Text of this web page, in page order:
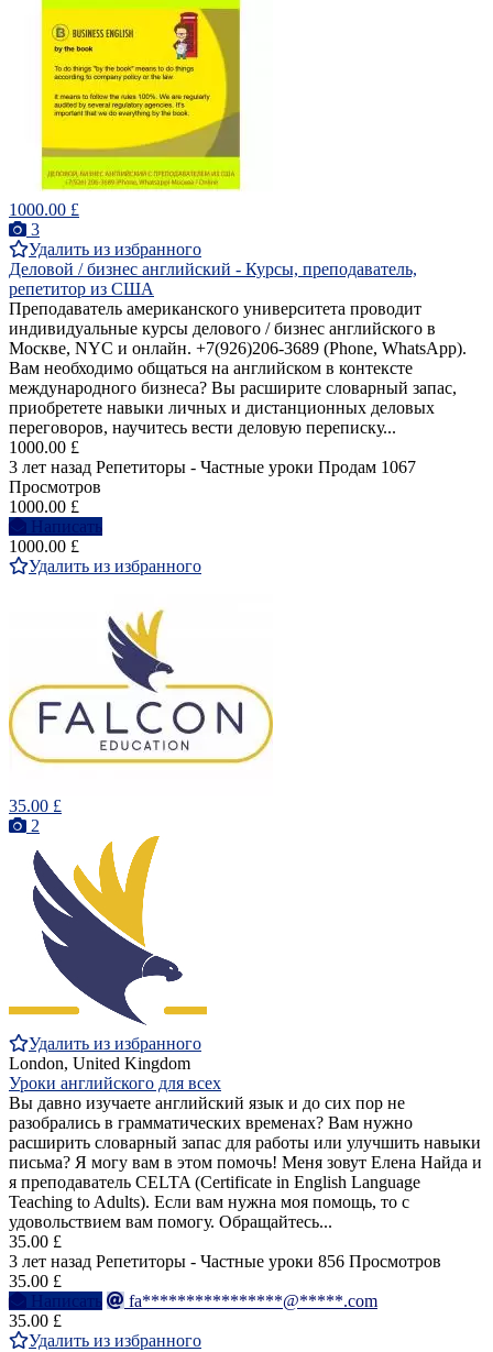
1000.00 £
3
Удалить из избранного
Деловой / бизнес английский - Курсы, преподаватель,
репетитор из США
Преподаватель американского университета проводит
индивидуальные курсы делового / бизнес английского в
Москве, NYC и онлайн. +7(926)206-3689 (Phone, WhatsApp).
Вам необходимо общаться на английском в контексте
международного бизнеса? Вы расширите словарный запас,
приобретете навыки личных и дистанционных деловых
переговоров, научитесь вести деловую переписку...
1000.00 £
3 лет назад Репетиторы - Частные уроки Продам 1067
Просмотров
1000.00 £
Написать
1000.00 £
Удалить из избранного
35.00 £
2
Удалить из избранного
London, United Kingdom
Уроки английского для всех
Вы давно изучаете английский язык и до сих пор не
разобрались в грамматических временах? Вам нужно
расширить словарный запас для работы или улучшить навыки
письма? Я могу вам в этом помочь! Меня зовут Елена Найда и
я преподаватель CELTA (Certificate in English Language
Teaching to Adults). Если вам нужна моя помощь, то с
удовольствием вам помогу. Обращайтесь...
35.00 £
3 лет назад Репетиторы - Частные уроки 856 Просмотров
35.00 £
Написать
fa****************@*****.com
35.00 £
Удалить из избранного